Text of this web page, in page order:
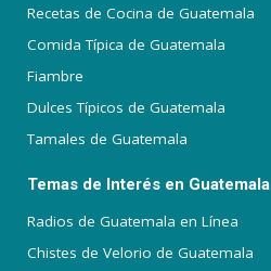
Recetas de Cocina de Guatemala
Comida Típica de Guatemala
Fiambre
Dulces Típicos de Guatemala
Tamales de Guatemala
Temas de Interés en Guatemala
Radios de Guatemala en Línea
Chistes de Velorio de Guatemala